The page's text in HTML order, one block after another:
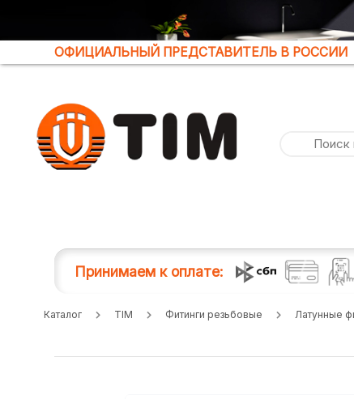
ОФИЦИАЛЬНЫЙ ПРЕДСТАВИТЕЛЬ В РОССИИ
Принимаем к оплате:
Каталог TIM Фитинги резьбовые Латунные